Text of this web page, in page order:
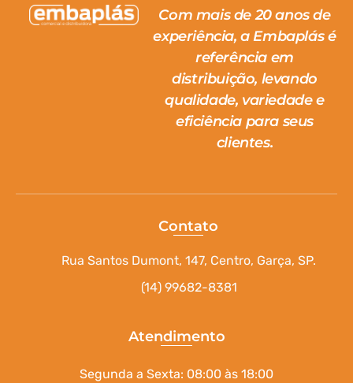
Com mais de 20 anos de
experiência, a Embaplás é
referência em
distribuição, levando
qualidade, variedade e
eficiência para seus
clientes.
Contato
Rua Santos Dumont, 147, Centro, Garça, SP.
(14) 99682-8381
Atendimento
Segunda a Sexta: 08:00 às 18:00